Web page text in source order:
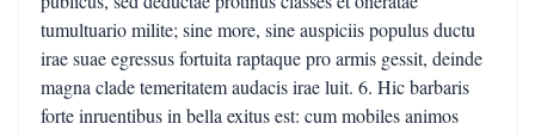
tumultuario milite; sine more, sine auspiciis populus ductu
irae suae egressus fortuita raptaque pro armis gessit, deinde
magna clade temeritatem audacis irae luit. 6. Hic barbaris
forte inruentibus in bella exitus est: cum mobiles animos